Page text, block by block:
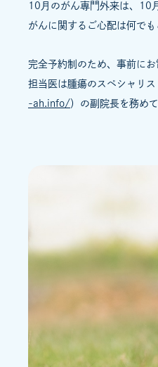
10月のがん専門外来は、10
がんに関するご心配は何で
完全予約制のため、事前にお
担当医は腫瘍のスペシャリ
-ah.info/）の副院長を務め